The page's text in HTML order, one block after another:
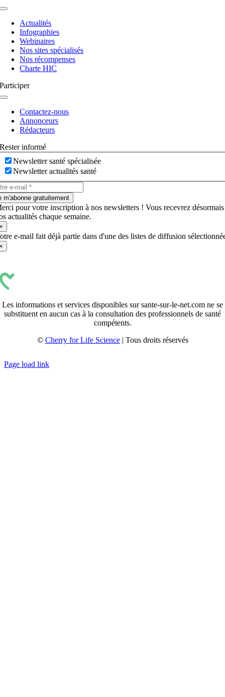
Navigation
basculeActualités
Infographies
Webinaires
Nos sites spécialisés
Nos récompenses
Charte HIC
Participer
Navigation
basculeContactez-nous
Annonceurs
Rédacteurs
Rester informé
Newsletter santé spécialisée
Newsletter actualités santé
m'abonne gratuitement
pour votre inscription à nos newsletters ! Vous recevrez désormais
actualités chaque semaine.
e-mail fait déjà partie dans d'une des listes de diffusion
Les informations et services disponibles sur sante-sur-le-net.com ne se
substituent en aucun cas à la consultation des professionnels de santé
compétents.
© Cherry for Life Science| Tous droits réservés
Page load link